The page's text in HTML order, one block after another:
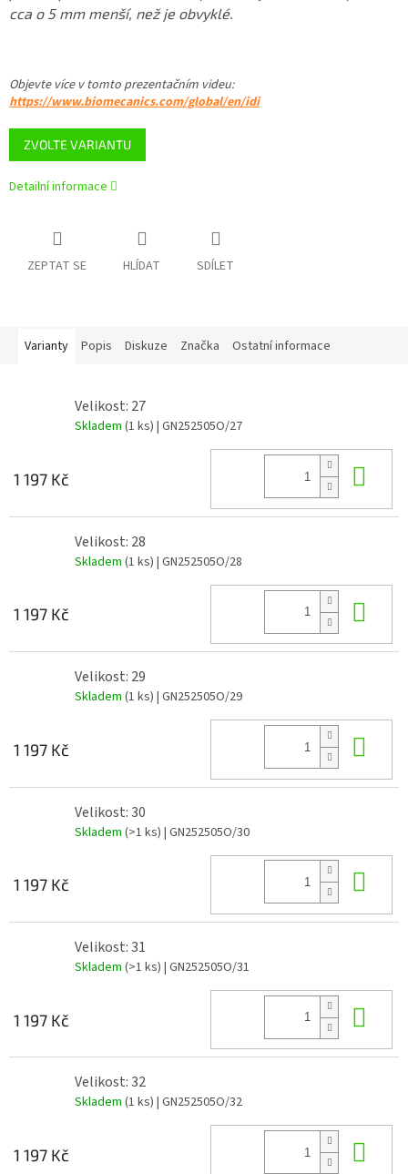
ZVOLTE VARIANTU
cca o 5 mm menší, než je obvyklé.
Objevte více v tomtoprezentačním videu:
https://www.biomecanics.com/global/en/idi
Detailní informace
ZEPTAT SE HLÍDAT SDÍLET
Varianty Popis Diskuze Značka Ostatní informace
Velikost: 27
Skladem (1 ks) | GN252505O/27
1 197 Kč
Velikost: 28
Skladem (1 ks) | GN252505O/28
1 197 Kč
Velikost: 29
Skladem (1 ks) | GN252505O/29
1 197 Kč
Velikost: 30
Skladem (>1 ks) | GN252505O/30
1 197 Kč
Velikost: 31
Skladem (>1 ks) | GN252505O/31
1 197 Kč
Velikost: 32
Skladem (1 ks) | GN252505O/32
1 197 Kč